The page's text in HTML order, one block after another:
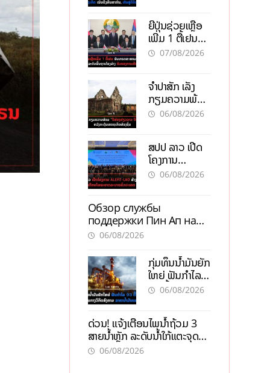
ສາກົນ, ຫັນສູ່ດິຈິ
ຕອນ
ຍີ່ປຸ່ນຊ່ວຍເຫຼືອ
ເພີ່ມ 1 ຕື້ເຢນ
ອັບເກຣດ
ເຕີບໂຕ
07/08/2026
ຈຳປາສັກ ເລັ່ງ
ກຽມຄວາມພ້ອມ
“ປີທ່ອງທ່ຽວ
ເສດຖະກິດ
ທ້ອງຖິ່ນ
06/08/2026
ສປປ ລາວ ເປີດ
ໂຄງການ
ALERT-LAO
ລະບາດທົ່ວ
ປະເທດ
06/08/2026
Обзор службы
поддержки Пин Ап на
официальном сайте с
информацией
06/08/2026
ກຸ່ມທຶນນ້ຳມັນຍັກ
ໃຫຍ່ ຟັນກຳໄລ
93 ຕື້ໂດລາ
ນໍ້າມັນແພງ
06/08/2026
ດ່ວນ! ແຈ້ງເຕືອນໄພນໍ້າຖ້ວມ 3
ສາຍນໍ້າຫຼັກ ລະດັບນໍ້າໃກ້ແຕະຈຸດ
ອັນຕະລາຍ
06/08/2026